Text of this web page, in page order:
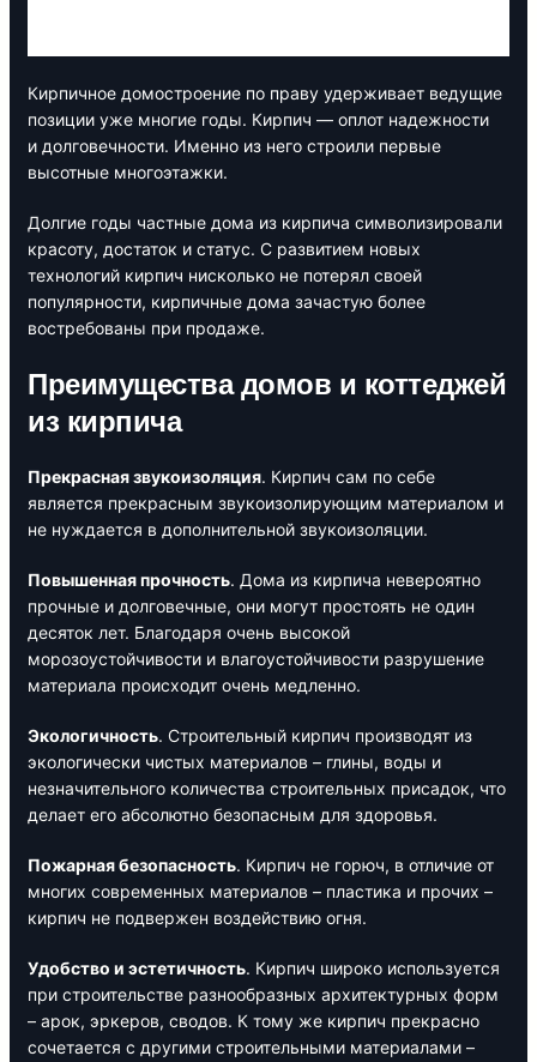
Кирпичное домостроение по праву удерживает ведущие
позиции уже многие годы. Кирпич — оплот надежности
и долговечности. Именно из него строили первые
высотные многоэтажки.
Долгие годы частные дома из кирпича символизировали
красоту, достаток и статус. С развитием новых
технологий кирпич нисколько не потерял своей
популярности, кирпичные дома зачастую более
востребованы при продаже.
Преимущества домов и коттеджей
из кирпича
Прекрасная звукоизоляция. Кирпич сам по себе
является прекрасным звукоизолирующим материалом и
не нуждается в дополнительной звукоизоляции.
Повышенная прочность. Дома из кирпича невероятно
прочные и долговечные, они могут простоять не один
десяток лет. Благодаря очень высокой
морозоустойчивости и влагоустойчивости разрушение
материала происходит очень медленно.
Экологичность. Строительный кирпич производят из
экологически чистых материалов – глины, воды и
незначительного количества строительных присадок, что
делает его абсолютно безопасным для здоровья.
Пожарная безопасность. Кирпич не горюч, в отличие от
многих современных материалов – пластика и прочих –
кирпич не подвержен воздействию огня.
Удобство и эстетичность. Кирпич широко используется
при строительстве разнообразных архитектурных форм
– арок, эркеров, сводов. К тому же кирпич прекрасно
сочетается с другими строительными материалами –